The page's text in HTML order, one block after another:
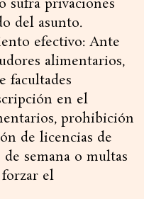
sufra privaciones
del asunto.
efectivo: Ante
alimentarios,
facultades
en el
prohibición
de licencias de
semana o multas
forzar el